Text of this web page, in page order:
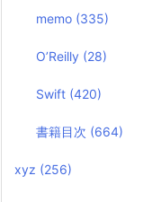
memo (335)
O’Reilly (28)
Swift (420)
書籍目次 (664)
xyz (256)